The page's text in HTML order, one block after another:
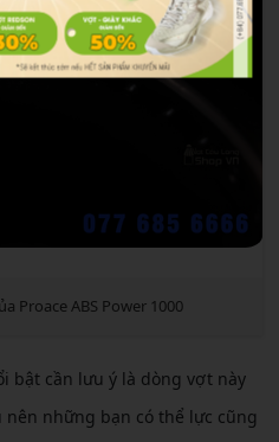
Proace ABS Power 1000
bật cần lưu ý là dòng vợt này
những bạn có thể lực cũng